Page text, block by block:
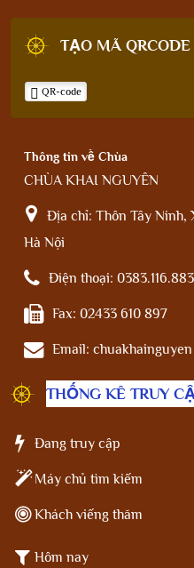
TẠO MÃ
QR-code
Thông tin về Chùa
CHÙA KHAI NGUYÊN
Địa chỉ: Thôn Tây Ninh,
Hà Nội
Điện thoại:
Fax: 02433 610 897
Email:
THỐNG KÊ TRUY
Đang truy cập
Máy chủ tìm kiếm
Khách viếng thăm
Hôm nay